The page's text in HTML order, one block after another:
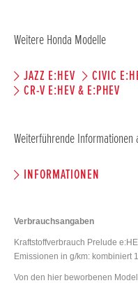
Weitere Honda Modelle
JAZZ E:HEV CIVIC
CR-V E:HEV & E:PHEV
Weiterführende Informationen
INFORMATIONEN
Verbrauchsangaben
Kraftstoffverbrauch Prelude
Emissionen in g/km: kombiniert
Von den hier beworbenen